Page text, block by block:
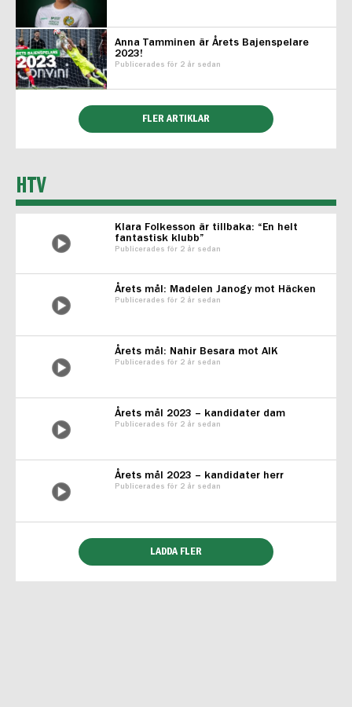
Anna Tamminen är Årets Bajenspelare
2023!
Publicerades för 2 år sedan
FLER ARTIKLAR
HTV
Klara Folkesson är tillbaka: “En helt
fantastisk klubb”
Publicerades för 2 år sedan
Årets mål: Madelen Janogy mot Häcken
Publicerades för 2 år sedan
Årets mål: Nahir Besara mot AIK
Publicerades för 2 år sedan
Årets mål 2023 – kandidater dam
Publicerades för 2 år sedan
Årets mål 2023 – kandidater herr
Publicerades för 2 år sedan
LADDA FLER